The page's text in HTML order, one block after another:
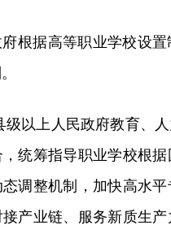
根据高等职业学校设
级以上人民政府教育、
统筹指导职业学校根
调整机制，加快高水
产业链、服务新质生